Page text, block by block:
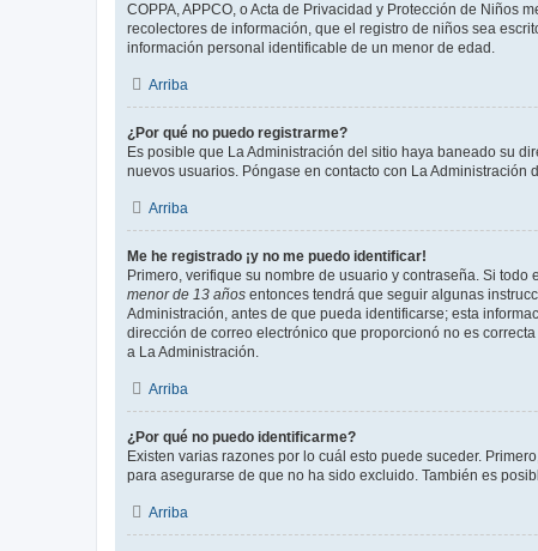
COPPA, APPCO, o Acta de Privacidad y Protección de Niños
recolectores de información, que el registro de niños sea
información personal identificable de un menor de edad.
Arriba
¿Por qué no puedo registrarme?
Es posible que La Administración del sitio haya baneado su
nuevos usuarios. Póngase en contacto con La Administración
Arriba
Me he registrado ¡y no me puedo identificar!
Primero, verifique su nombre de usuario y contraseña. Si
menor de 13 años entonces tendrá que seguir algunas
Administración, antes de que pueda identificarse; esta
dirección de correo electrónico que proporcionó no es
a La Administración.
Arriba
¿Por qué no puedo identificarme?
Existen varias razones por lo cuál esto puede suceder.
para asegurarse de que no ha sido excluido. También es
Arriba